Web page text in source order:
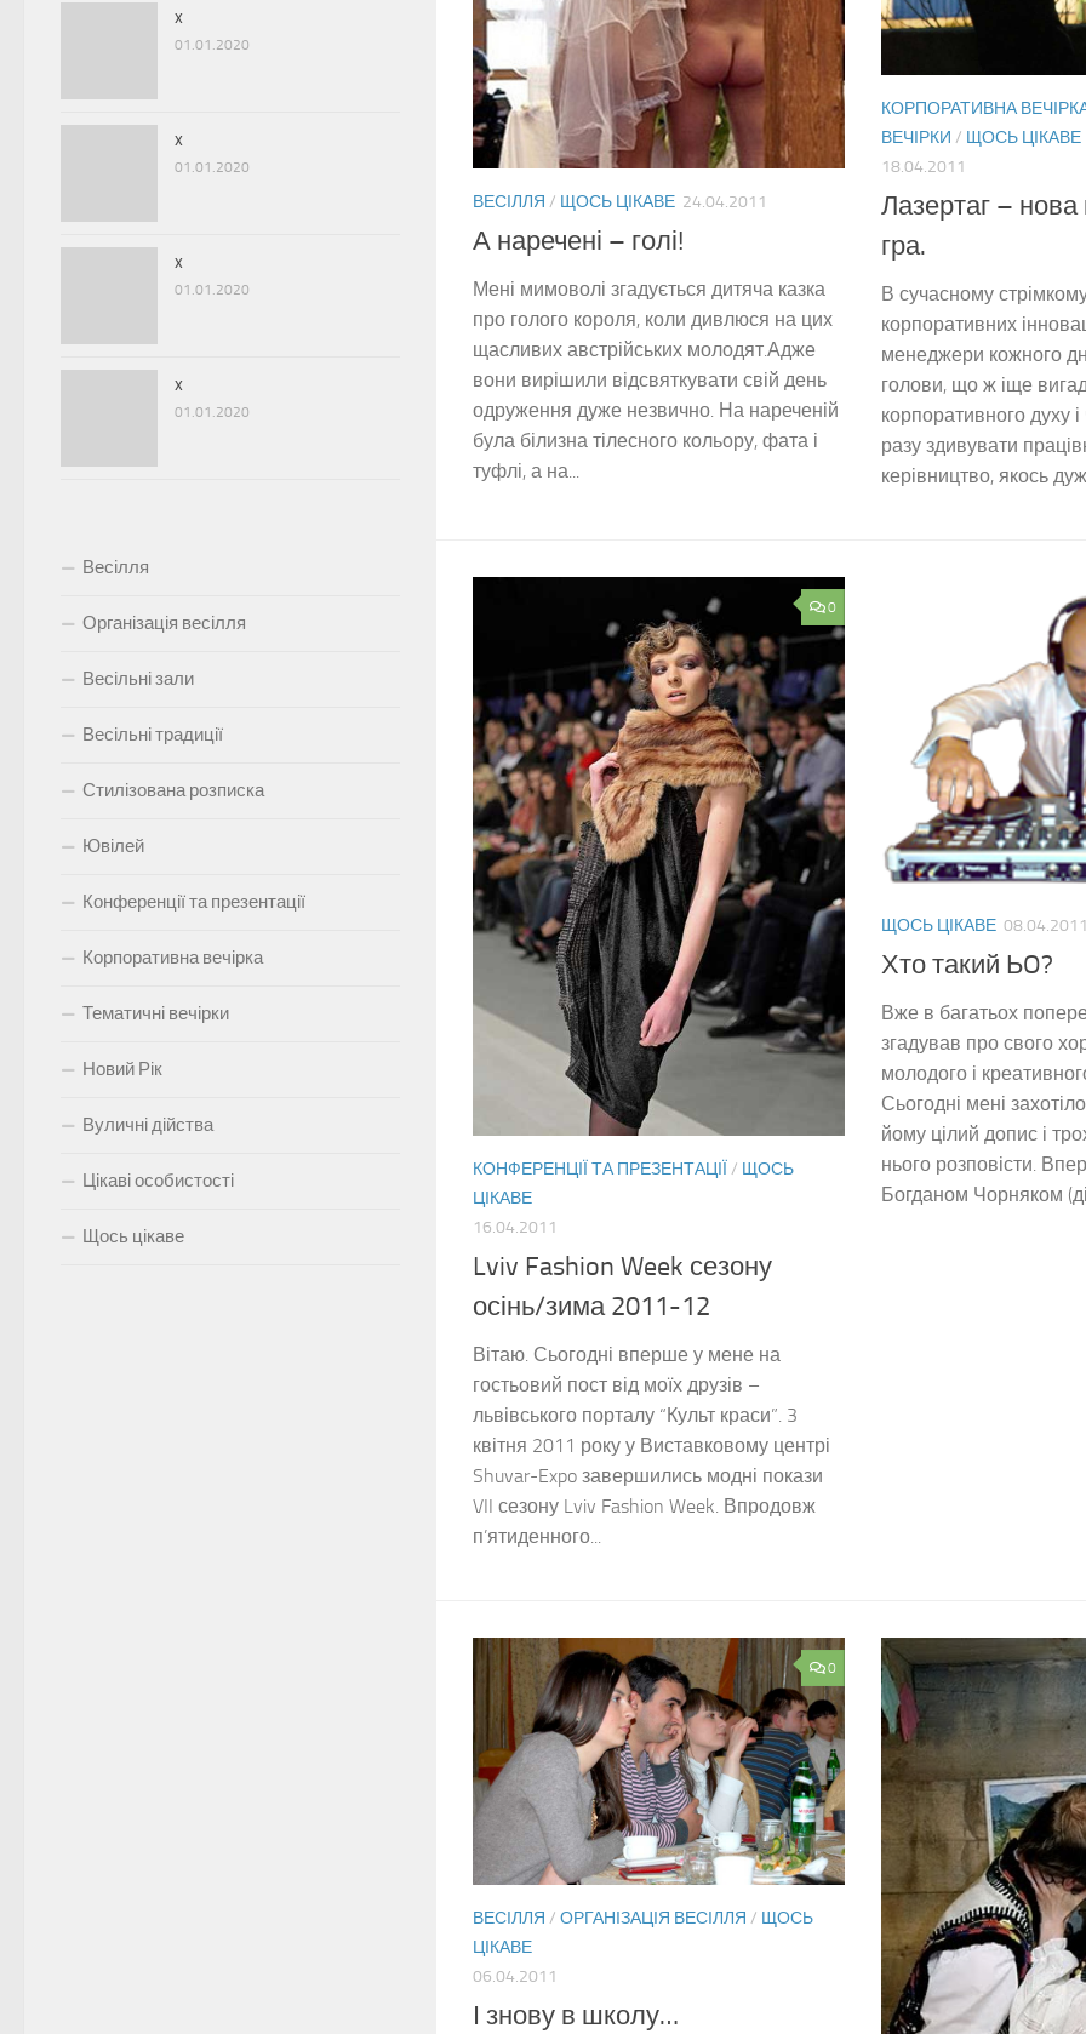
ВЕСІЛЛЯ / ЩОСЬ ЦІКАВЕ 24.04.2011
А наречені – голі!
Мені мимоволі згадується дитяча казка
про голого короля, коли дивлюся на цих
щасливих австрійських молодят.Адже
вони вирішили відсвяткувати свій день
одруження дуже незвично. На нареченій
була білизна тілесного кольору, фата і
туфлі, а на...
КОРПОРАТИВНА
ВЕЧІРКИ / ЩОСЬ ЦІКАВЕ
18.04.2011
Лазертаг –
гра.
В сучасному стрімкому
корпоративних
менеджери кожного
голови, що ж іще
корпоративного духу
разу здивувати
керівництво, якось
0
КОНФЕРЕНЦІЇ ТА ПРЕЗЕНТАЦІЇ / ЩОСЬ
ЦІКАВЕ
16.04.2011
Lviv Fashion Week сезону
осінь/зима 2011-12
Вітаю. Сьогодні вперше у мене на
гостьовий пост від моїх друзів –
львівського порталу “Культ краси”. 3
квітня 2011 року у Виставковому центрі
Shuvar-Expo завершились модні покази
VII сезону Lviv Fashion Week. Впродовж
п’ятиденного...
ЩОСЬ ЦІКАВЕ
Хто такий ЬO?
Вже в багатьох
згадував про свого
молодого і
Сьогодні мені
йому цілий допис і
нього розповісти.
Богданом Чорняком
0
ВЕСІЛЛЯ / ОРГАНІЗАЦІЯ ВЕСІЛЛЯ / ЩОСЬ
ЦІКАВЕ
06.04.2011
І знову в школу…
x
01.01.2020
x
01.01.2020
x
01.01.2020
x
01.01.2020
Весілля
Організація весілля
Весільні зали
Весільні традиції
Стилізована розписка
Ювілей
Конференції та презентації
Корпоративна вечірка
Тематичні вечірки
Новий Рік
Вуличні дійства
Цікаві особистості
Щось цікаве